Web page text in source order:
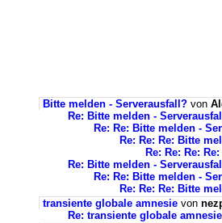
Bitte melden - Serverausfall? von
Re: Bitte melden -
Re: Re: Bitte melden -
Re: Re: Re: Bitte
Re: Re: Re:
Re: Bitte melden -
Re: Re: Bitte melden -
Re: Re: Re: Bitte
transiente globale amnesie von
Re: transiente globale amnesie